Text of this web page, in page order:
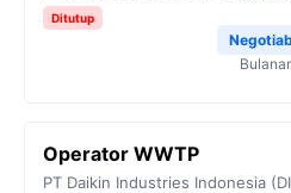
Ditutup
Operator WWTP
PT Daikin Industries Indonesia